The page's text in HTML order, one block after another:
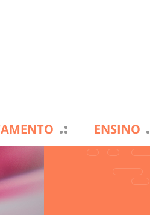
ENSINO